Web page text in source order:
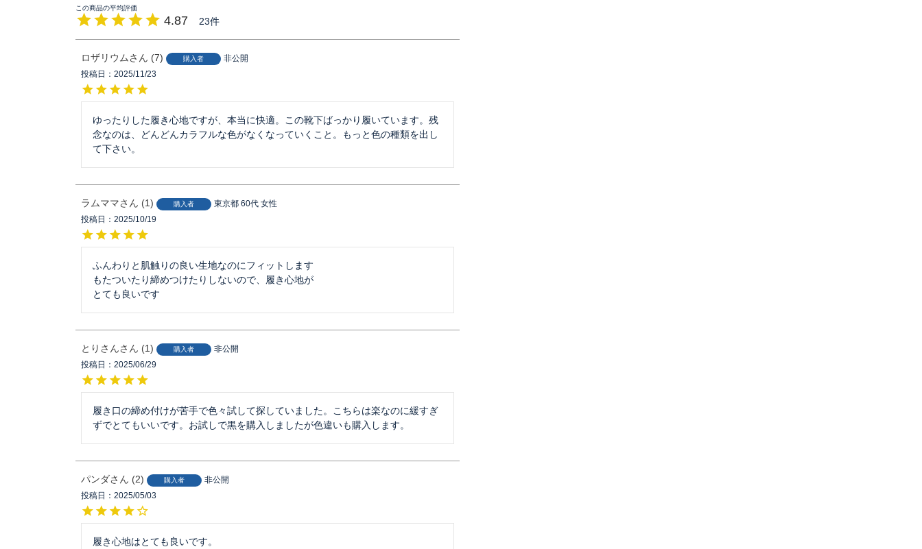
4.87 23
ロザリウム 7 購入者
非公開
投稿日
2025/11/23
ゆったりした履き心地ですが、本当に快適。この靴下ばっかり履いています。残
念なのは、どんどんカラフルな色がなくなっていくこと。もっと色の種類を出し
て下さい。
ラムママ 1 購入者 東京都 60代 女性
投稿日
2025/10/19
ふんわりと肌触りの良い生地なのにフィットします
もたついたり締めつけたりしないので、履き心地が
とても良いです
とりさん 1 購入者
非公開
投稿日
2025/06/29
履き口の締め付けが苦手で色々試して探していました。こちらは楽なのに緩すぎ
ずでとてもいいです。お試しで黒を購入しましたが色違いも購入します。
パンダ 2 購入者
非公開
投稿日
2025/05/03
履き心地はとても良いです。